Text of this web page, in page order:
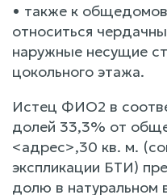
• также к
относиться
наружные несущие
цокольного этажа.
Истец ФИО2 в
долей 33,3% от
<адрес>,30 кв. м.
экспликации БТИ)
долю в натуральном